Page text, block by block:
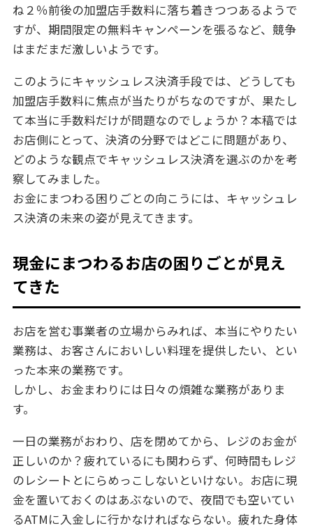
ね２％前後の加盟店手数料に落ち着きつつあるようで
すが、期間限定の無料キャンペーンを張るなど、競争
はまだまだ激しいようです。
このようにキャッシュレス決済手段では、どうしても
加盟店手数料に焦点が当たりがちなのですが、果たし
て本当に手数料だけが問題なのでしょうか？本稿では
お店側にとって、決済の分野ではどこに問題があり、
どのような観点でキャッシュレス決済を選ぶのかを考
察してみました。
お金にまつわる困りごとの向こうには、キャッシュレ
ス決済の未来の姿が見えてきます。
現金にまつわるお店の困りごとが見え
てきた
お店を営む事業者の立場からみれば、本当にやりたい
業務は、お客さんにおいしい料理を提供したい、とい
った本来の業務です。
しかし、お金まわりには日々の煩雑な業務がありま
す。
一日の業務がおわり、店を閉めてから、レジのお金が
正しいのか？疲れているにも関わらず、何時間もレジ
のレシートとにらめっこしないといけない。お店に現
金を置いておくのはあぶないので、夜間でも空いてい
るATMに入金しに行かなければならない。疲れた身体